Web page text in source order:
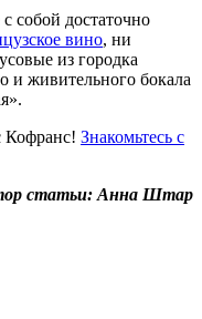
собой достаточно
вино, ни
из городка
и живительного бокала
Кофранс! Знакомьтесь с
статьи: Анна Штар